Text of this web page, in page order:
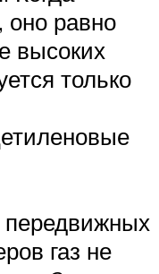
оно равно
высоких
только
газ не